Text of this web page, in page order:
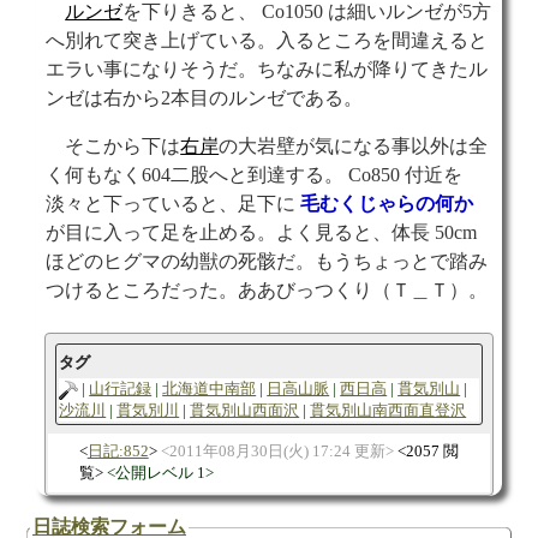
ルンゼを下りきると、 Co1050 は細いルンゼが5方
へ別れて突き上げている。入るところを間違えると
エラい事になりそうだ。ちなみに私が降りてきたル
ンゼは右から2本目のルンゼである。
そこから下は右岸の大岩壁が気になる事以外は全
く何もなく604二股へと到達する。 Co850 付近を
淡々と下っていると、足下に毛むくじゃらの何か
が目に入って足を止める。よく見ると、体長 50cm
ほどのヒグマの幼獣の死骸だ。もうちょっとで踏み
つけるところだった。ああびっつくり（Ｔ＿Ｔ）。
タグ
山行記録
北海道中南部 日高山脈 西日高
貫気別山
沙流川
貫気別川 貫気別山西面沢 貫気別山南西面直登沢
日記:852 2011年08月30日(火) 17:24 更新
2057 閲
覧
公開レベル 1
日誌検索フォーム